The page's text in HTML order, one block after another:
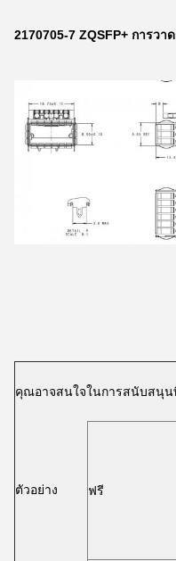
2170705-7 ZQSFP+ การวา
คุณอาจสนใจในการสนับสนุน
ตัวอย่าง ฟรี